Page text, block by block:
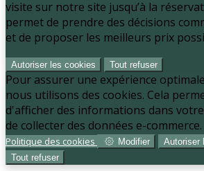
visite sur notre site jusqu’à la
permet de prendre des décisions
et de proposer les meilleurs prix
Autoriser les cookies Tout refuser
Pour assurer une expérience
nous utilisons des cookies. Cela
d'afficher des informations dans
de collecter des données e-commerce.
Politique des cookies Modifier
Autoriser
Tout refuser